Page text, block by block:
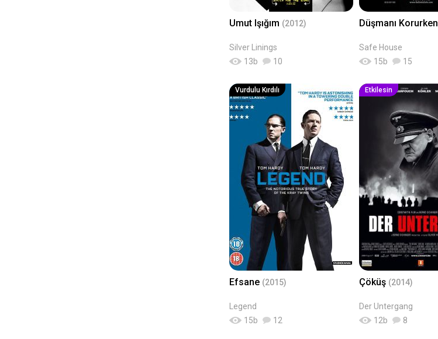
Umut Işığım (2012)
Silver Linings
13b 10
Düşmanı Korurken
Safe House
15b 15
Vurdulu Kırdılı
Efsane (2015)
Legend
15b 12
Etkilesin
Çöküş (2014)
Der Untergang
12b 8